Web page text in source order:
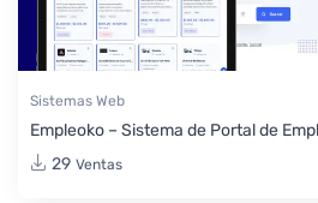
Sistemas Web
Empleoko – Sistema de Portal de
29 Ventas